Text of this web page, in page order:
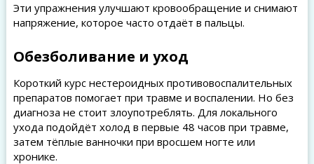
Эти упражнения улучшают кровообращение и снимают
напряжение, которое часто отдаёт в пальцы.
Обезболивание и уход
Короткий курс нестероидных противовоспалительных
препаратов помогает при травме и воспалении. Но без
диагноза не стоит злоупотреблять. Для локального
ухода подойдёт холод в первые 48 часов при травме,
затем тёплые ванночки при вросшем ногте или
хронике.